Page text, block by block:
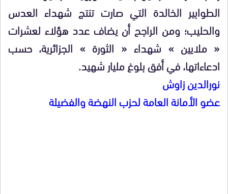
الطوابير الخالدة التي صارت تنتج شهداء العدس
والحليب؛ ومن الراجح أن يضاف عدد هؤلاء لعشرات
« ملايين » شهداء « الثورة » الجزائرية، حسب
ادعاءاتها، في أفق بلوغ مليار شهيد.
نورالدين زاوش
عضو الأمانة العامة لحزب النهضة والفضيلة